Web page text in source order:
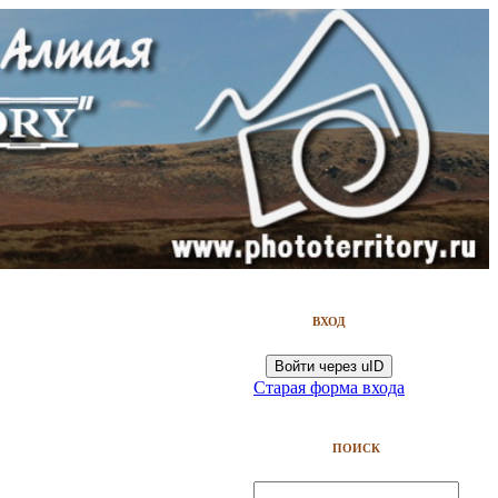
ВХОД
Войти через uID
Старая форма входа
ПОИСК